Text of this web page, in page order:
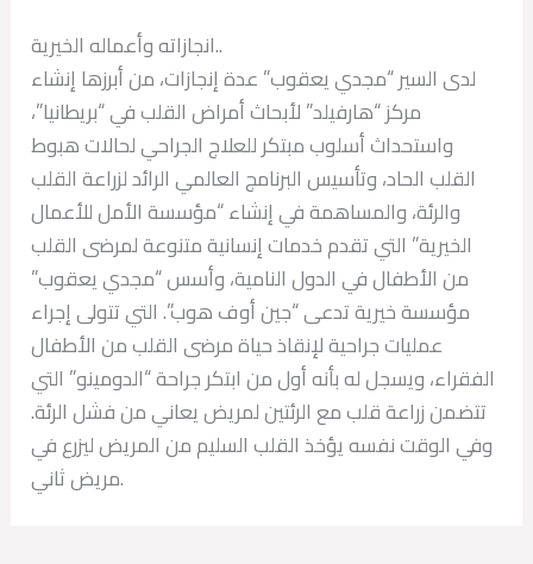
انجازاته وأعماله الخيرية..
لدى السير “مجدي يعقوب” عدة إنجازات، من أبرزها إنشاء
مركز “هارفيلد” لأبحاث أمراض القلب في “بريطانيا”،
واستحداث أسلوب مبتكر للعلاج الجراحي لحالات هبوط
القلب الحاد، وتأسيس البرنامج العالمي الرائد لزراعة القلب
والرئة، والمساهمة في إنشاء “مؤسسة الأمل للأعمال
الخيرية” التي تقدم خدمات إنسانية متنوعة لمرضى القلب
من الأطفال في الدول النامية، وأسس “مجدي يعقوب”
مؤسسة خيرية تدعى “جين أوف هوب”. التي تتولى إجراء
عمليات جراحية لإنقاذ حياة مرضى القلب من الأطفال
الفقراء، ويسجل له بأنه أول من ابتكر جراحة “الدومينو” التي
تتضمن زراعة قلب مع الرئتين لمريض يعاني من فشل الرئة.
وفي الوقت نفسه يؤخذ القلب السليم من المريض ليزرع في
مريض ثاني.